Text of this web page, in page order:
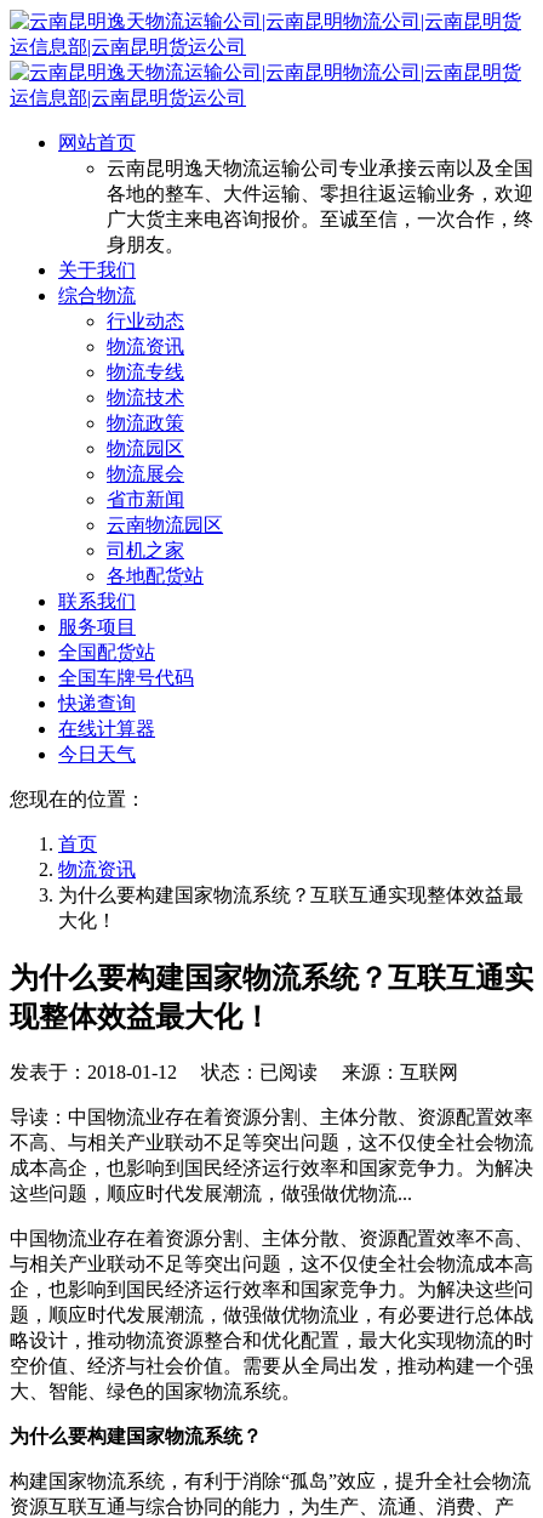
网站首页
云南昆明逸天物流运输公司专业承接云南以及全国
各地的整车、大件运输、零担往返运输业务，欢迎
广大货主来电咨询报价。至诚至信，一次合作，终
身朋友。
关于我们
综合物流
行业动态
物流资讯
物流专线
物流技术
物流政策
物流园区
物流展会
省市新闻
云南物流园区
司机之家
各地配货站
联系我们
服务项目
全国配货站
全国车牌号代码
快递查询
在线计算器
今日天气
您现在的位置：
首页
物流资讯
为什么要构建国家物流系统？互联互通实现整体效益最
大化！
为什么要构建国家物流系统？互联互通实
现整体效益最大化！
发表于： 2018-01-12 状态：已阅读 来源：互联网
导读：中国物流业存在着资源分割、主体分散、资源配置效率
不高、与相关产业联动不足等突出问题，这不仅使全社会物流
成本高企，也影响到国民经济运行效率和国家竞争力。为解决
这些问题，顺应时代发展潮流，做强做优物流...
中国物流业存在着资源分割、主体分散、资源配置效率不高、
与相关产业联动不足等突出问题，这不仅使全社会物流成本高
企，也影响到国民经济运行效率和国家竞争力。为解决这些问
题，顺应时代发展潮流，做强做优物流业，有必要进行总体战
略设计，推动物流资源整合和优化配置，最大化实现物流的时
空价值、经济与社会价值。需要从全局出发，推动构建一个强
大、智能、绿色的国家物流系统。
为什么要构建国家物流系统？
构建国家物流系统，有利于消除“孤岛”效应，提升全社会物流
资源互联互通与综合协同的能力，为生产、流通、消费、产